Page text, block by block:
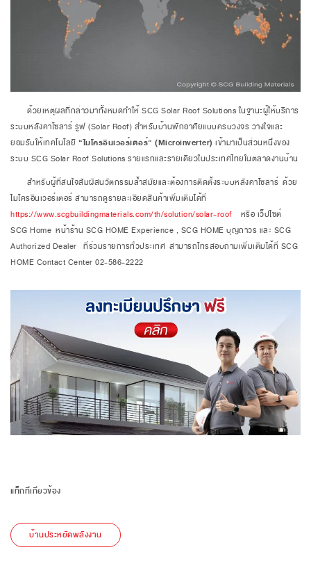
ด้วยเหตุผลที่กล่าวมาทั้งหมดทำให้ SCG Solar Roof Solutions ในฐานะผู้ให้บริการ
ระบบหลังคาโซลาร์ รูฟ (Solar Roof) สำหรับบ้านพักอาศัยแบบครบวงจร วางใจและ
ยอมรับให้เทคโนโลยี “ไมโครอินเวอร์เตอร์” (Microinverter) เข้ามาเป็นส่วนหนึ่งของ
ระบบ SCG Solar Roof Solutions รายแรกและรายเดียวในประเทศไทยในตลาดงานบ้าน
สำหรับผู้ที่สนใจสัมผัสนวัตกรรมล้ำสมัยและต้องการติดตั้งระบบหลังคาโซลาร์ ด้วย
ไมโครอินเวอร์เตอร์ สามารถดูรายละเอียดสินค้าเพิ่มเติมได้ที่
https://www.scgbuildingmaterials.com/th/solution/solar-roof หรือ เว็ปไซต์
SCG Home หน้าร้าน SCG HOME Experience , SCG HOME บุญถาวร และ SCG
Authorized Dealer ที่ร่วมรายการทั่วประเทศ สามารถโทรสอบถามเพิ่มเติมได้ที่ SCG
HOME Contact Center 02-586-2222
แท็กที่เกี่ยวข้อง
บ้านประหยัดพลังงาน